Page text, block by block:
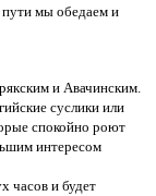
мы обедаем и
и Авачинским.
суслики или
спокойно роют
интересом
часов и будет